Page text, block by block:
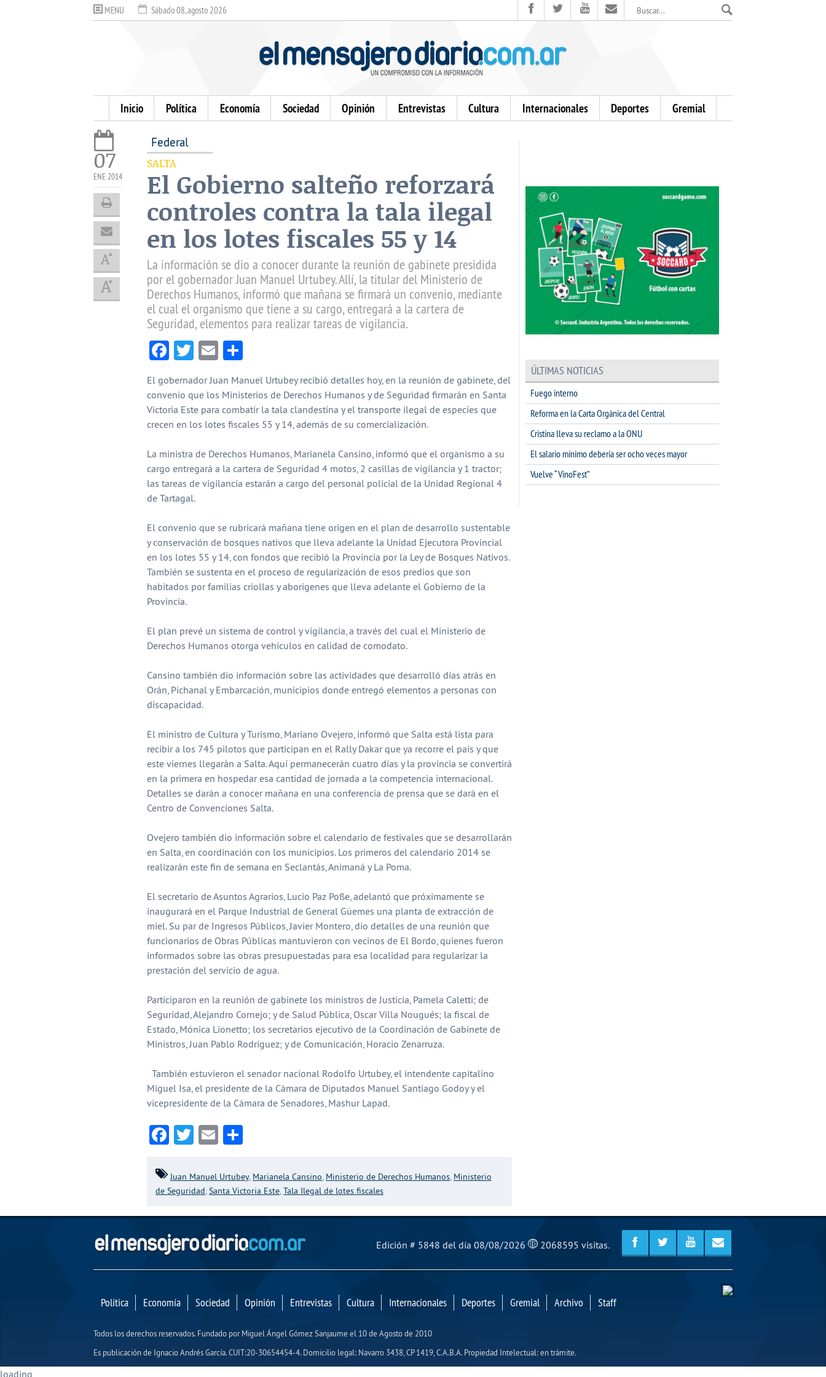
MENU Sábado 08, agosto 2026
Inicio Política Economía Sociedad Opinión Entrevistas Cultura Internacionales Deportes Gremial
07
ENE 2014
Federal
SALTA
El Gobierno salteño reforzará
controles contra la tala ilegal
en los lotes fiscales 55 y 14
La información se dio a conocer durante la reunión de gabinete presidida
por el gobernador Juan Manuel Urtubey. Allí, la titular del Ministerio de
Derechos Humanos, informó que mañana se firmará un convenio, mediante
el cual el organismo que tiene a su cargo, entregará a la cartera de
Seguridad, elementos para realizar tareas de vigilancia.
Facebook
Twitter
EmailCompartir
El gobernador Juan Manuel Urtubey recibió detalles hoy, en la reunión de gabinete, del
convenio que los Ministerios de Derechos Humanos y de Seguridad firmarán en Santa
Victoria Este para combatir la tala clandestina y el transporte ilegal de especies que
crecen en los lotes fiscales 55 y 14, además de su comercialización.
La ministra de Derechos Humanos, Marianela Cansino, informó que el organismo a su
cargo entregará a la cartera de Seguridad 4 motos, 2 casillas de vigilancia y 1 tractor;
las tareas de vigilancia estarán a cargo del personal policial de la Unidad Regional 4
de Tartagal.
El convenio que se rubricará mañana tiene origen en el plan de desarrollo sustentable
y conservación de bosques nativos que lleva adelante la Unidad Ejecutora Provincial
en los lotes 55 y 14, con fondos que recibió la Provincia por la Ley de Bosques Nativos.
También se sustenta en el proceso de regularización de esos predios que son
habitados por familias criollas y aborígenes que lleva adelante el Gobierno de la
Provincia.
El plan prevé un sistema de control y vigilancia, a través del cual el Ministerio de
Derechos Humanos otorga vehículos en calidad de comodato.
Cansino también dio información sobre las actividades que desarrolló días atrás en
Orán, Pichanal y Embarcación, municipios donde entregó elementos a personas con
discapacidad.
El ministro de Cultura y Turismo, Mariano Ovejero, informó que Salta está lista para
recibir a los 745 pilotos que participan en el Rally Dakar que ya recorre el país y que
este viernes llegarán a Salta. Aquí permanecerán cuatro días y la provincia se convertirá
en la primera en hospedar esa cantidad de jornada a la competencia internacional.
Detalles se darán a conocer mañana en una conferencia de prensa que se dará en el
Centro de Convenciones Salta.
Ovejero también dio información sobre el calendario de festivales que se desarrollarán
en Salta, en coordinación con los municipios. Los primeros del calendario 2014 se
realizarán este fin de semana en Seclantás, Animaná y La Poma.
El secretario de Asuntos Agrarios, Lucio Paz Posse, adelantó que próximamente se
inaugurará en el Parque Industrial de General Güemes una planta de extracción de
miel. Su par de Ingresos Públicos, Javier Montero, dio detalles de una reunión que
funcionarios de Obras Públicas mantuvieron con vecinos de El Bordo, quienes fueron
informados sobre las obras presupuestadas para esa localidad para regularizar la
prestación del servicio de agua.
Participaron en la reunión de gabinete los ministros de Justicia, Pamela Caletti; de
Seguridad, Alejandro Cornejo; y de Salud Pública, Oscar Villa Nougués; la fiscal de
Estado, Mónica Lionetto; los secretarios ejecutivo de la Coordinación de Gabinete de
Ministros, Juan Pablo Rodríguez; y de Comunicación, Horacio Zenarruza.
También estuvieron el senador nacional Rodolfo Urtubey, el intendente capitalino
Miguel Isa, el presidente de la Cámara de Diputados Manuel Santiago Godoy y el
vicepresidente de la Cámara de Senadores, Mashur Lapad.
Facebook
Twitter
EmailCompartir
Juan Manuel Urtubey, Marianela Cansino, Ministerio de Derechos Humanos, Ministerio
de Seguridad,Santa Victoria Este,Tala Ilegal de lotes fiscales
ÚLTIMAS NOTICIAS
Fuego interno
Reforma en la Carta Orgánica del Central
Cristina lleva su reclamo a la ONU
El salario mínimo debería ser ocho veces mayor
Vuelve “VinoFest”
El Mensajero Diario
Edición # 5848 del día 08/08/2026 2068595 visitas.
Política Economía Sociedad Opinión Entrevistas Cultura Internacionales Deportes Gremial Archivo Staff
Todos los derechos reservados. Fundado por Miguel Ángel Gómez Sanjaume el 10 de Agosto de 2010
Es publicación de Ignacio Andrés García. CUIT:20-30654454-4. Domicilio legal: Navarro 3438, CP 1419, C.A.B.A. Propiedad Intelectual: en trámite.
loading